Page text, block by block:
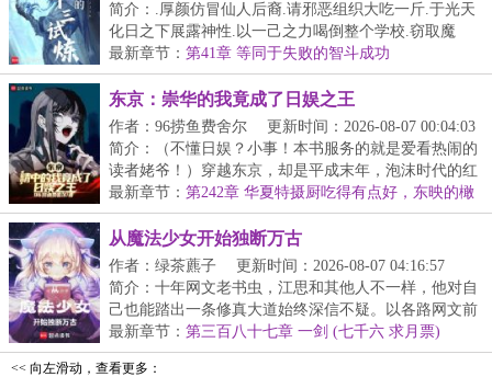
简介：.厚颜仿冒仙人后裔.请邪恶组织大吃一斤.于光天
化日之下展露神性.以一己之力喝倒整个学校.窃取魔
法...
最新章节： 第41章 等同于失败的智斗成功
东京：崇华的我竟成了日娱之王
作者：96捞鱼费舍尔
更新时间：2026-08-07 00:04:03
简介：（不懂日娱？小事！本书服务的就是爱看热闹的
读者姥爷！）穿越东京，却是平成末年，泡沫时代的红
利...
最新章节： 第242章 华夏特摄厨吃得有点好，东映的橄
榄枝（三更！）
从魔法少女开始独断万古
作者：绿茶藨子
更新时间：2026-08-07 04:16:57
简介：十年网文老书虫，江思和其他人不一样，他对自
己也能踏出一条修真大道始终深信不疑。以各路网文前
辈...
最新章节： 第三百八十七章 一剑 (七千六 求月票)
<< 向左滑动，查看更多：